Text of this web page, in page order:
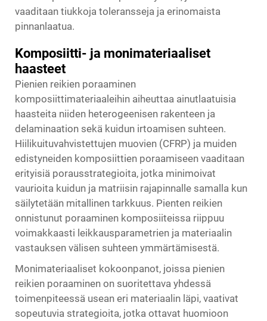
vaaditaan tiukkoja toleransseja ja erinomaista
pinnanlaatua.
Komposiitti- ja monimateriaaliset
haasteet
Pienien reikien poraaminen
komposiittimateriaaleihin aiheuttaa ainutlaatuisia
haasteita niiden heterogeenisen rakenteen ja
delaminaation sekä kuidun irtoamisen suhteen.
Hiilikuituvahvistettujen muovien (CFRP) ja muiden
edistyneiden komposiittien poraamiseen vaaditaan
erityisiä porausstrategioita, jotka minimoivat
vaurioita kuidun ja matriisin rajapinnalle samalla kun
säilytetään mitallinen tarkkuus. Pienten reikien
onnistunut poraaminen komposiiteissa riippuu
voimakkaasti leikkausparametrien ja materiaalin
vastauksen välisen suhteen ymmärtämisestä.
Monimateriaaliset kokoonpanot, joissa pienien
reikien poraaminen on suoritettava yhdessä
toimenpiteessä usean eri materiaalin läpi, vaativat
sopeutuvia strategioita, jotka ottavat huomioon